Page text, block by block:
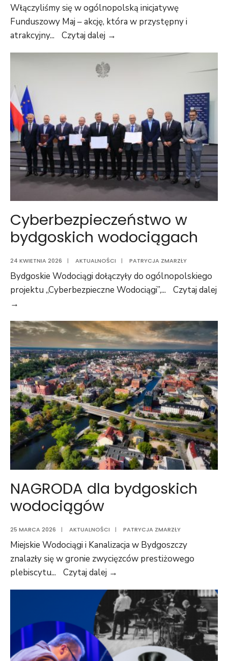
Włączyliśmy się w ogólnopolską inicjatywę
Funduszowy Maj – akcję, która w przystępny i
atrakcyjny... Czytaj dalej →
Cyberbezpieczeństwo w
bydgoskich wodociągach
24 KWIETNIA 2026 | AKTUALNOŚCI | PATRYCJA ZMARZŁY
Bydgoskie Wodociągi dołączyły do ogólnopolskiego
projektu „Cyberbezpieczne Wodociągi”,...
Czytaj dalej
→
NAGRODA dla bydgoskich
wodociągów
25 MARCA 2026 | AKTUALNOŚCI | PATRYCJA ZMARZŁY
Miejskie Wodociągi i Kanalizacja w Bydgoszczy
znalazły się w gronie zwycięzców prestiżowego
plebiscytu... Czytaj dalej →